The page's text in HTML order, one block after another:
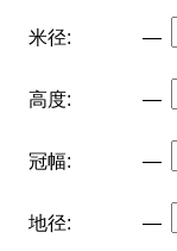
米径: —
高度: —
冠幅: —
地径: —